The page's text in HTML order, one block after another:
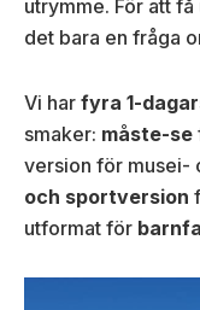
utrymme. För att
det bara en fråga
Vi har fyra 1-
smaker: måste-se
version för musei-
och sportversion
utformat för